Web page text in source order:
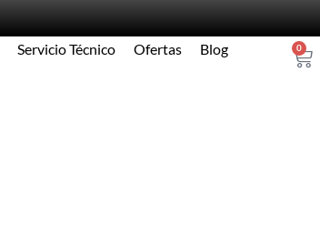
Servicio Técnico Ofertas Blog 0